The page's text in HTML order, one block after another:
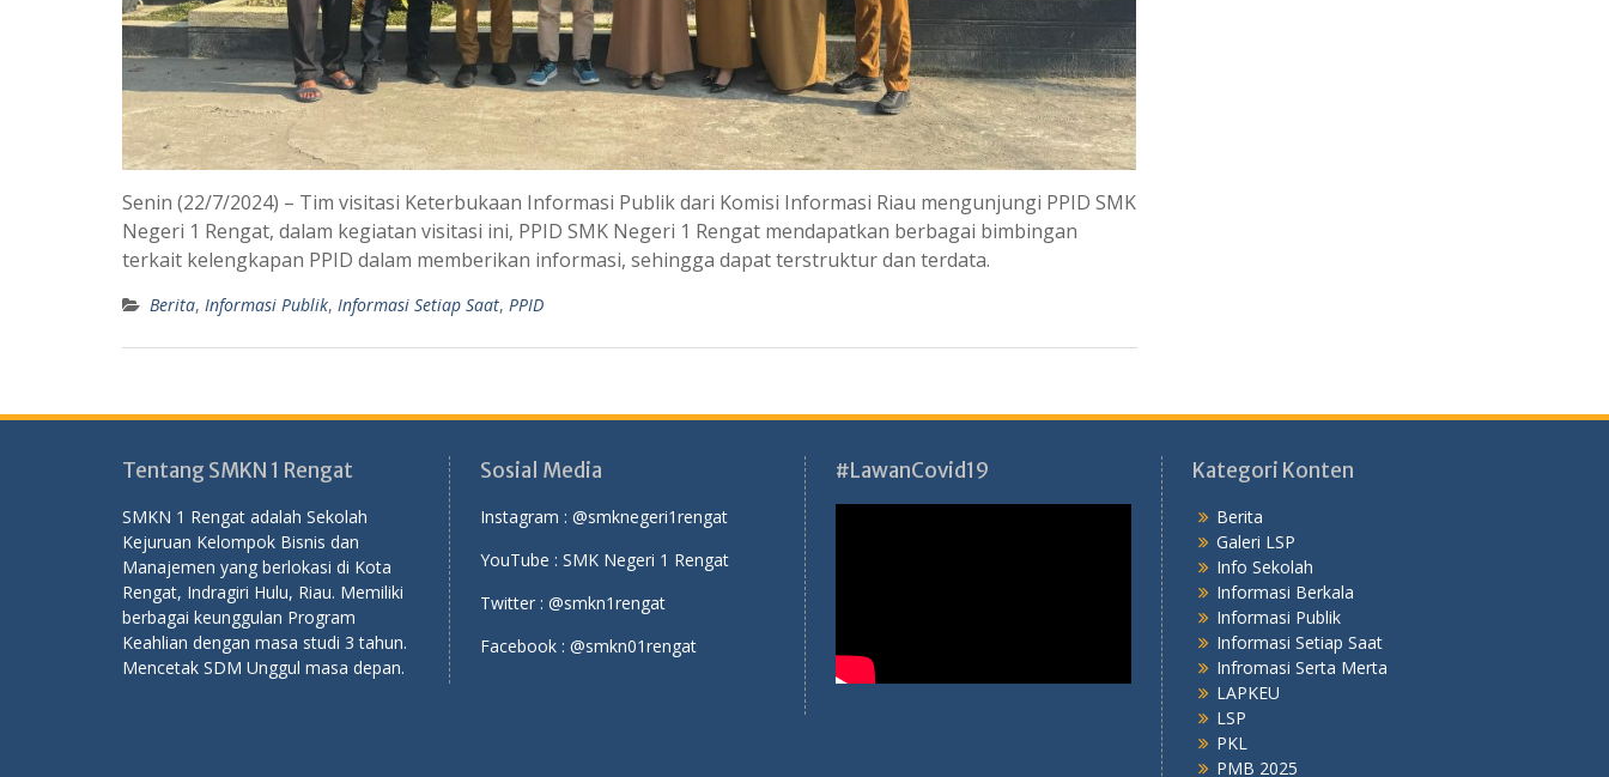
Senin (22/7/2024) – Tim visitasi Keterbukaan Informasi Publik dari Komisi Informasi Riau mengunjungi PPID SMK
Negeri 1 Rengat, dalam kegiatan visitasi ini, PPID SMK Negeri 1 Rengat mendapatkan berbagai bimbingan
terkait kelengkapan PPID dalam memberikan informasi, sehingga dapat terstruktur dan terdata.
Berita, Informasi Publik, Informasi Setiap Saat, PPID
Tentang SMKN 1 Rengat
SMKN 1 Rengat adalah Sekolah
Kejuruan Kelompok Bisnis dan
Manajemen yang berlokasi di Kota
Rengat, Indragiri Hulu, Riau. Memiliki
berbagai keunggulan Program
Keahlian dengan masa studi 3 tahun.
Mencetak SDM Unggul masa depan.
Sosial Media
Instagram : @smknegeri1rengat
YouTube : SMK Negeri 1 Rengat
Twitter : @smkn1rengat
Facebook : @smkn01rengat
#LawanCovid19 Kategori Konten
Berita
Galeri LSP
Info Sekolah
Informasi Berkala
Informasi Publik
Informasi Setiap Saat
Infromasi Serta Merta
LAPKEU
LSP
PKL
PMB 2025